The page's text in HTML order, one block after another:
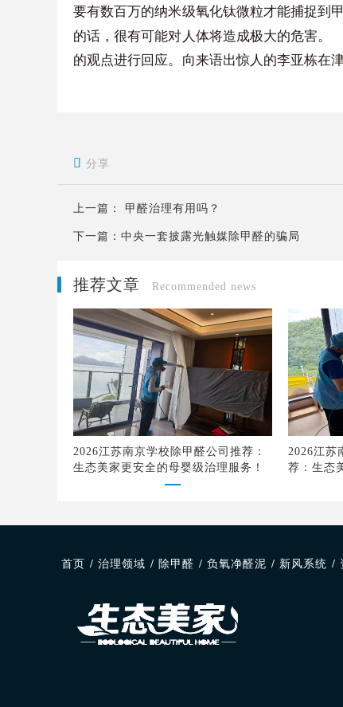
要有数百万的纳米级氧化钛微粒才能捕捉到
的话，很有可能对人体将造成极大的危害。
的观点进行回应。向来语出惊人的李亚栋在
 分享
上一篇： 甲醛治理有用吗？
下一篇： 中央一套披露光触媒除甲醛的骗局
推荐文章 Recommended news
2026江苏南京学校除甲醛公司推荐：
生态美家更安全的母婴级治理服务！
2026江苏
荐：生态
首页 / 治理领域 / 除甲醛 / 负氧净醛泥 / 新风系统 /